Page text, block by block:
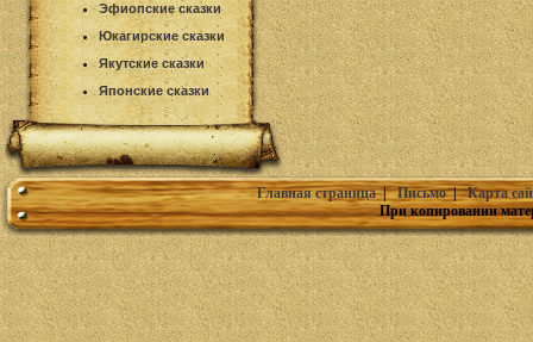
Эфиопские сказки
Юкагирские сказки
Якутские сказки
Японские сказки
Главная страница|Письмо|Карта
При копировании